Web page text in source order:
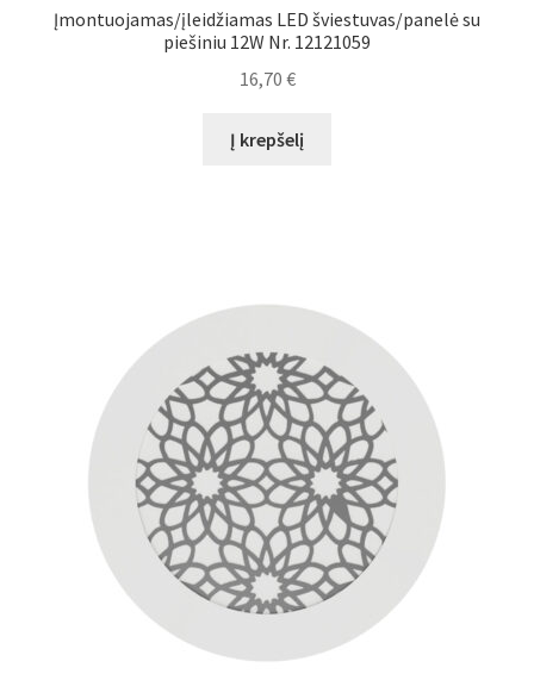
Įmontuojamas/įleidžiamas LED šviestuvas/panelė su
piešiniu 12W Nr. 12121059
16,70 €
Į krepšelį